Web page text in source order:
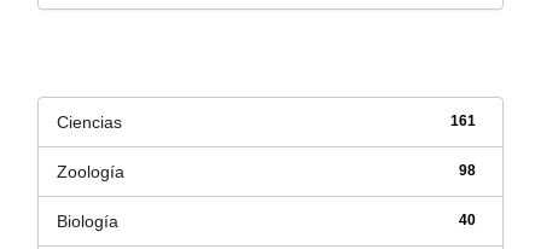
161
Ciencias
98
Zoología
40
Biología